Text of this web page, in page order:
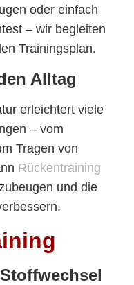
oder einfach
– wir begleiten
Trainingsplan.
Alltag
erleichtert viele
– vom
Tragen von
Rückentraining
und die